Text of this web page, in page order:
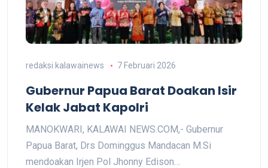
redaksi kalawainews 7 Februari 2026
Gubernur Papua Barat Doakan Isir
Kelak Jabat Kapolri
MANOKWARI, KALAWAI NEWS.COM,- Gubernur
Papua Barat, Drs Dominggus Mandacan M.Si
mendoakan Irjen Pol Jhonny Edison…